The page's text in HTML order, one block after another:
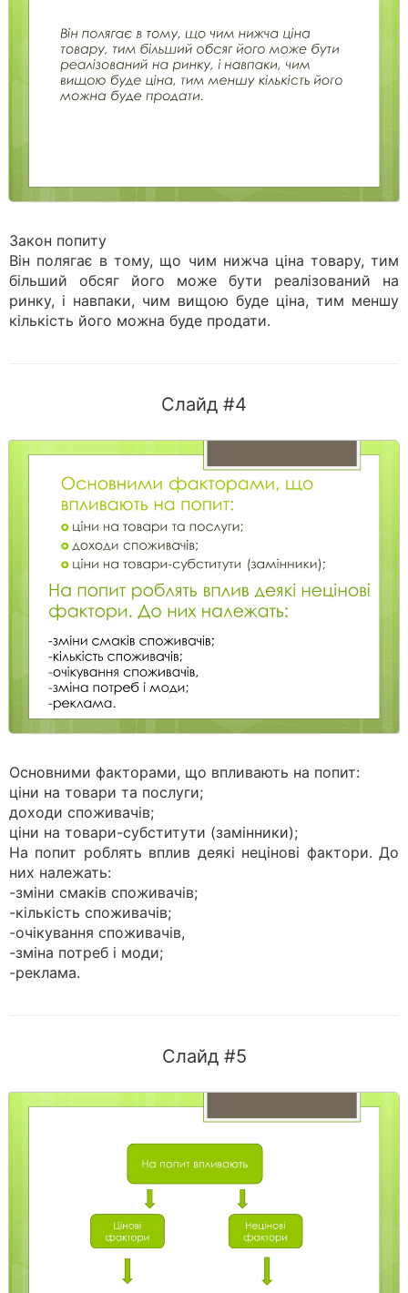
Закон попиту
Він полягає в тому, що чим нижча ціна товару, тим
більший обсяг його може бути реалізований на
ринку, і навпаки, чим вищою буде ціна, тим меншу
кількість його можна буде продати.
Слайд #4
Основними факторами, що впливають на попит:
ціни на товари та послуги;
доходи споживачів;
ціни на товари-субститути (замінники);
На попит роблять вплив деякі нецінові фактори. До
них належать:
-зміни смаків споживачів;
-кількість споживачів;
-очікування споживачів,
-зміна потреб і моди;
-реклама.
Слайд #5